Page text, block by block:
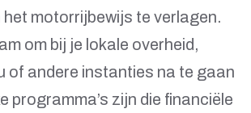
het motorrijbewijs te verlagen.
om bij je lokale overheid,
of andere instanties na te gaan
programma’s zijn die financiële